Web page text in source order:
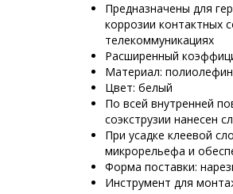
Предназначены для
коррозии контактных
телекоммуникациях
Расширенный
Материал:
Цвет: белый
По всей внутренней
соэкструзии нанесен
При усадке клеевой
микрорельефа и
Форма поставки:
Инструмент для